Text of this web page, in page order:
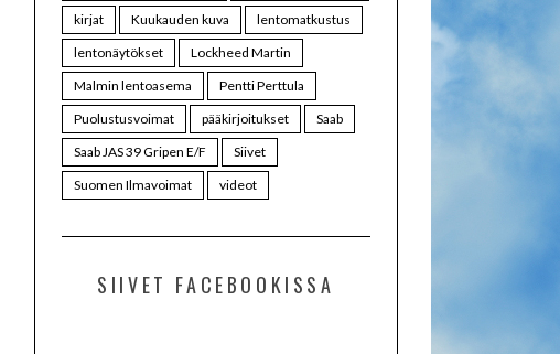
kirjat
Kuukauden kuva
lentomatkustus
lentonäytökset
Lockheed Martin
Malmin lentoasema
Pentti Perttula
Puolustusvoimat
pääkirjoitukset
Saab
Saab JAS 39 Gripen E/F
Siivet
Suomen Ilmavoimat
videot
SIIVET FACEBOOKISSA